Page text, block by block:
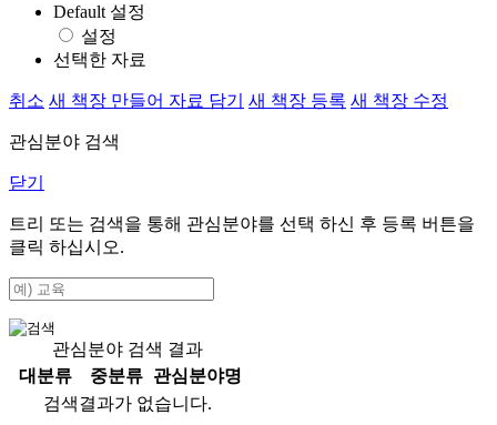
Default 설정
설정
선택한 자료
취소 새 책장 만들어 자료 담기 새 책장 등록 새 책장 수정
관심분야 검색
닫기
트리 또는 검색을 통해 관심분야를 선택 하신 후 등록 버튼을
클릭 하십시오.
관심분야 검색 결과
대분류
중분류
관심분야명
검색결과가 없습니다.